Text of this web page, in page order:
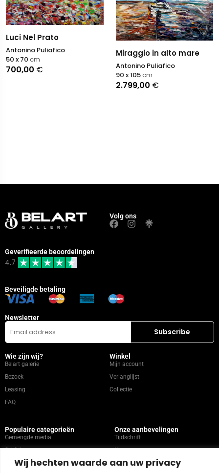
Wij hechten waarde aan uw privacy
Luci Nel Prato
Antonino Puliafico
700,00 €
50 x 70 cm
Miraggio in alto mare
Antonino Puliafico
2.799,00 €
90 x 105cm
Volg ons
Geverifieerde beoordelingen
4.7
Beveiligde betaling
Newsletter
Wie zijn wij?
Belart galerie
Bezoek
Leasing
FAQ
Winkel
Mijn account
Verlanglijst
Collectie
Populaire categorieën
Gemengde media
Schilderen
Abstract
Onze aanbevelingen
Tijdschrift
Neem contact op met
Kunstenaars